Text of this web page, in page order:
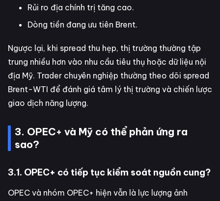
Rủi ro địa chính trị tăng cao.
Dòng tiền đang ưu tiên Brent.
Ngược lại, khi spread thu hẹp, thị trường thường tập
trung nhiều hơn vào nhu cầu tiêu thụ hoặc dữ liệu nội
địa Mỹ. Trader chuyên nghiệp thường theo dõi spread
Brent-WTI để đánh giá tâm lý thị trường và chiến lược
giao dịch năng lượng.
3. OPEC+ và Mỹ có thể phản ứng ra
sao?
3.1. OPEC+ có tiếp tục kiểm soát nguồn cung?
OPEC và nhóm OPEC+ hiện vẫn là lực lượng ảnh